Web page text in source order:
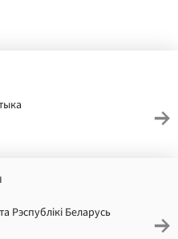
Рэспублікі Беларусь